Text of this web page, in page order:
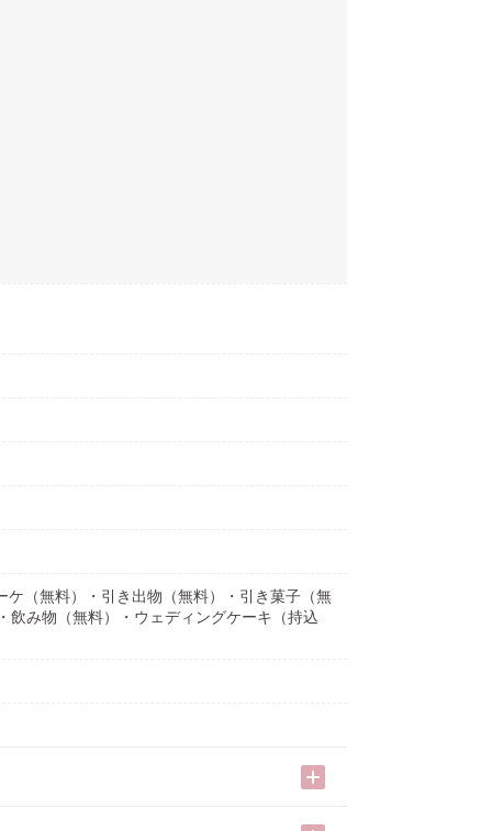
（無料）・引き出物（無料）・引き菓子（無
飲み物（無料）・ウェディングケーキ（持込